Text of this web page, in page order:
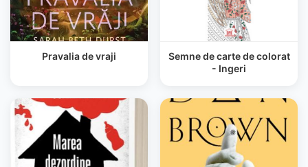
Pravalia de vraji
Semne de carte de colorat
- Ingeri